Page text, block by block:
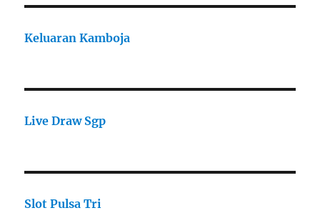
Keluaran Kamboja
Live Draw Sgp
Slot Pulsa Tri